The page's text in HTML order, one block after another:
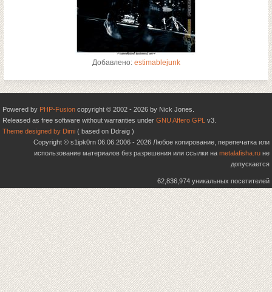
Добавлено: estimablejunk
Powered by PHP-Fusion copyright © 2002 - 2026 by Nick Jones.
Released as free software without warranties under GNU Affero GPL v3.
Theme designed by Dimi ( based on Ddraig )
Copyright © s1ipk0rn 06.06.2006 - 2026 Любое копирование, перепечатка или
использование материалов без разрешения или ссылки на metalafisha.ru не
допускается
62,836,974 уникальных посетителей